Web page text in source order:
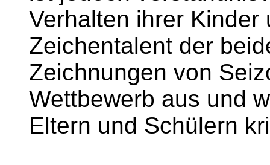
Verhalten ihrer Kinder
Zeichentalent der
Zeichnungen von
Wettbewerb aus und
Eltern und Schülern